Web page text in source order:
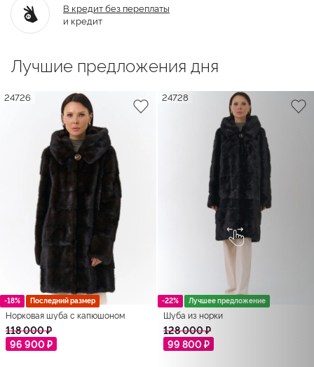
В кредит без переплаты
и кредит
Лучшие предложения дня
-18% Последний размер
24726
Норковая шуба с капюшоном
118 000 ₽
96 900 ₽
-22% Лучшее предложение
24728
Шуба из норки
128 000 ₽
99 800 ₽